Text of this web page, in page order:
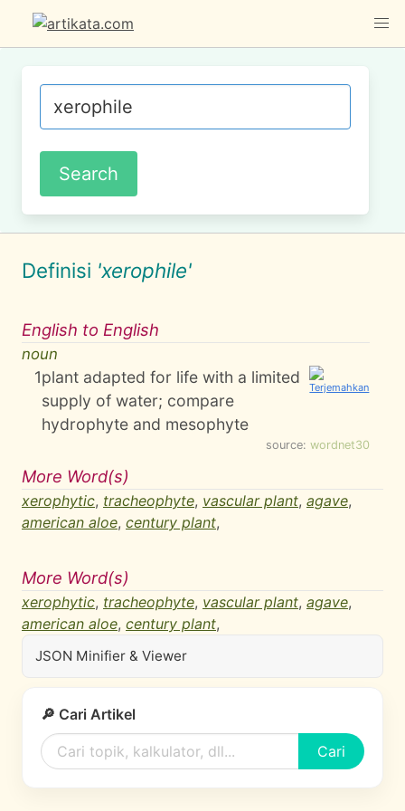
Definisi 'xerophile'
English to English
noun
1plant adapted for life with a limited
supply of water; compare
hydrophyte and mesophyte
source: wordnet30
More Word(s)
xerophytic, tracheophyte, vascular plant, agave,
american aloe, century plant,
More Word(s)
xerophytic, tracheophyte, vascular plant, agave,
american aloe, century plant,
JSON Minifier & Viewer
🔎 Cari Artikel
Cari